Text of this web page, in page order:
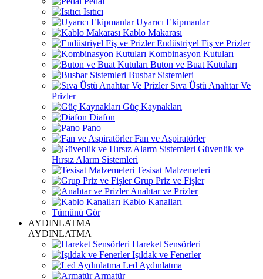
Isıtıcı
Uyarıcı Ekipmanlar
Kablo Makarası
Endüstriyel Fiş ve Prizler
Kombinasyon Kutuları
Buton ve Buat Kutuları
Busbar Sistemleri
Sıva Üstü Anahtar Ve
Prizler
Güç Kaynakları
Diafon
Pano
Fan ve Aspiratörler
Güvenlik ve
Hırsız Alarm Sistemleri
Tesisat Malzemeleri
Grup Priz ve Fişler
Anahtar ve Prizler
Kablo Kanalları
Tümünü Gör
AYDINLATMA
AYDINLATMA
Hareket Sensörleri
Işıldak ve Fenerler
Led Aydınlatma
Armatür